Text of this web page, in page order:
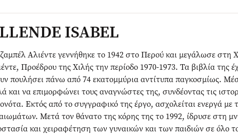
ISABEL
Αλιέντε γεννήθηκε το 1942 στο Περού και μεγάλωσε στη
Προέδρου της Χιλής την περίοδο 1970-1973. Τα βιβλία της
πουλήσει πάνω από 74 εκατομμύρια αντίτυπα παγκοσμίως.
και να επιμορφώνει τους αναγνώστες της, συνδέοντας τις
Εκτός από το συγγραφικό της έργο, ασχολείται ενεργά
Μετά τον θάνατο της κόρης της το 1992, ίδρυσε στη
και χειραφέτηση των γυναικών και των παιδιών σε όλο